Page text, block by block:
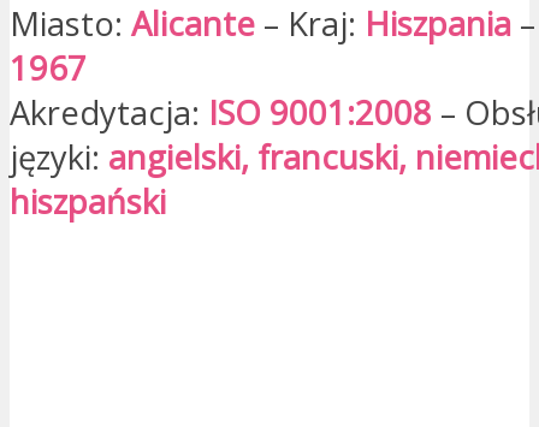
Miasto: Alicante – Kraj: Hiszpania
1967
Akredytacja: ISO 9001:2008 –
języki: angielski, francuski,
hiszpański